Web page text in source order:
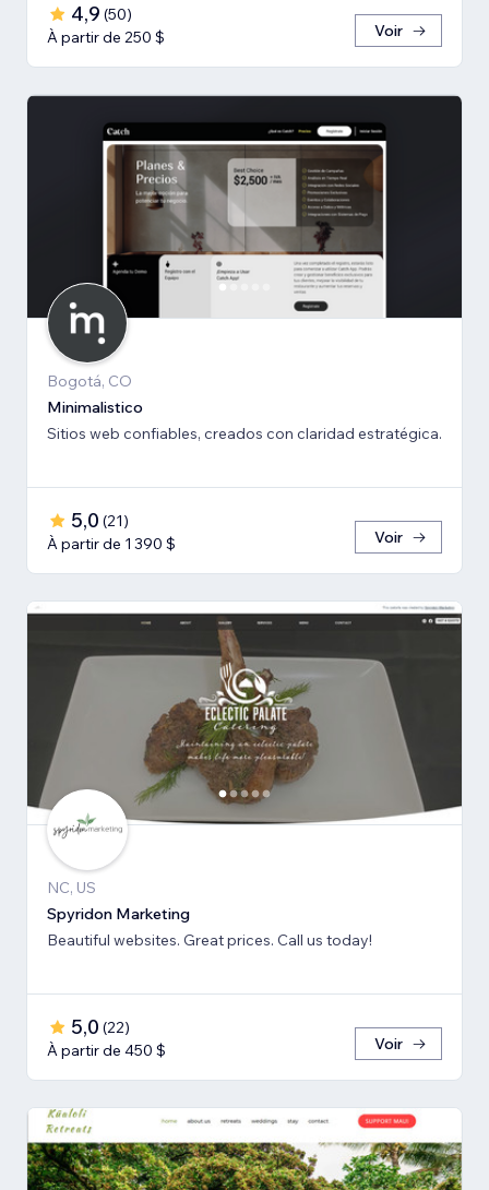
4,9 (50)
À partir de 250 $
Voir
Bogotá, CO
Minimalistico
Sitios web confiables, creados con claridad estratégica.
5,0 (21)
À partir de 1 390 $
Voir
NC, US
Spyridon Marketing
Beautiful websites. Great prices. Call us today!
5,0 (22)
À partir de 450 $
Voir